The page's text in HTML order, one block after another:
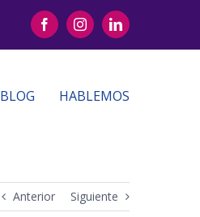
FacebookInstagramLinkedIn
BLOG HABLEMOS
Anterior Siguiente